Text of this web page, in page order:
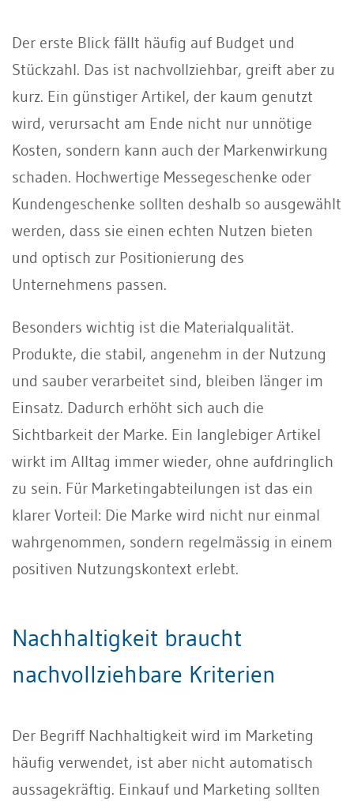
Der erste Blick fällt häufig auf Budget und
Stückzahl. Das ist nachvollziehbar, greift aber zu
kurz. Ein günstiger Artikel, der kaum genutzt
wird, verursacht am Ende nicht nur unnötige
Kosten, sondern kann auch der Markenwirkung
schaden. Hochwertige Messegeschenke oder
Kundengeschenke sollten deshalb so ausgewählt
werden, dass sie einen echten Nutzen bieten
und optisch zur Positionierung des
Unternehmens passen.
Besonders wichtig ist die Materialqualität.
Produkte, die stabil, angenehm in der Nutzung
und sauber verarbeitet sind, bleiben länger im
Einsatz. Dadurch erhöht sich auch die
Sichtbarkeit der Marke. Ein langlebiger Artikel
wirkt im Alltag immer wieder, ohne aufdringlich
zu sein. Für Marketingabteilungen ist das ein
klarer Vorteil: Die Marke wird nicht nur einmal
wahrgenommen, sondern regelmässig in einem
positiven Nutzungskontext erlebt.
Nachhaltigkeit braucht
nachvollziehbare Kriterien
Der Begriff Nachhaltigkeit wird im Marketing
häufig verwendet, ist aber nicht automatisch
aussagekräftig. Einkauf und Marketing sollten